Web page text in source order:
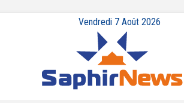
Vendredi 7 Août 2026